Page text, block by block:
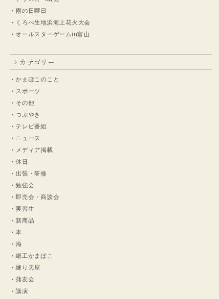
雨の日曜日
くろべ生地浜海上花火大会
オールスターゲームin富山
カテゴリー
かまぼこのこと
スポーツ
その他
つぶやき
テレビ番組
ニュース
メディア掲載
休日
出張・研修
勉強会
即売会・商談会
実習生
新商品
本
海
細工かまぼこ
練り天屋
蒲友会
講演